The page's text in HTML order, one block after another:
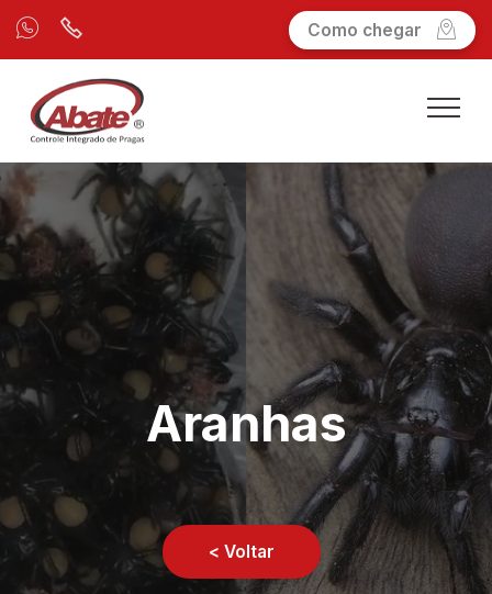
Como chegar
Aranhas
< Voltar